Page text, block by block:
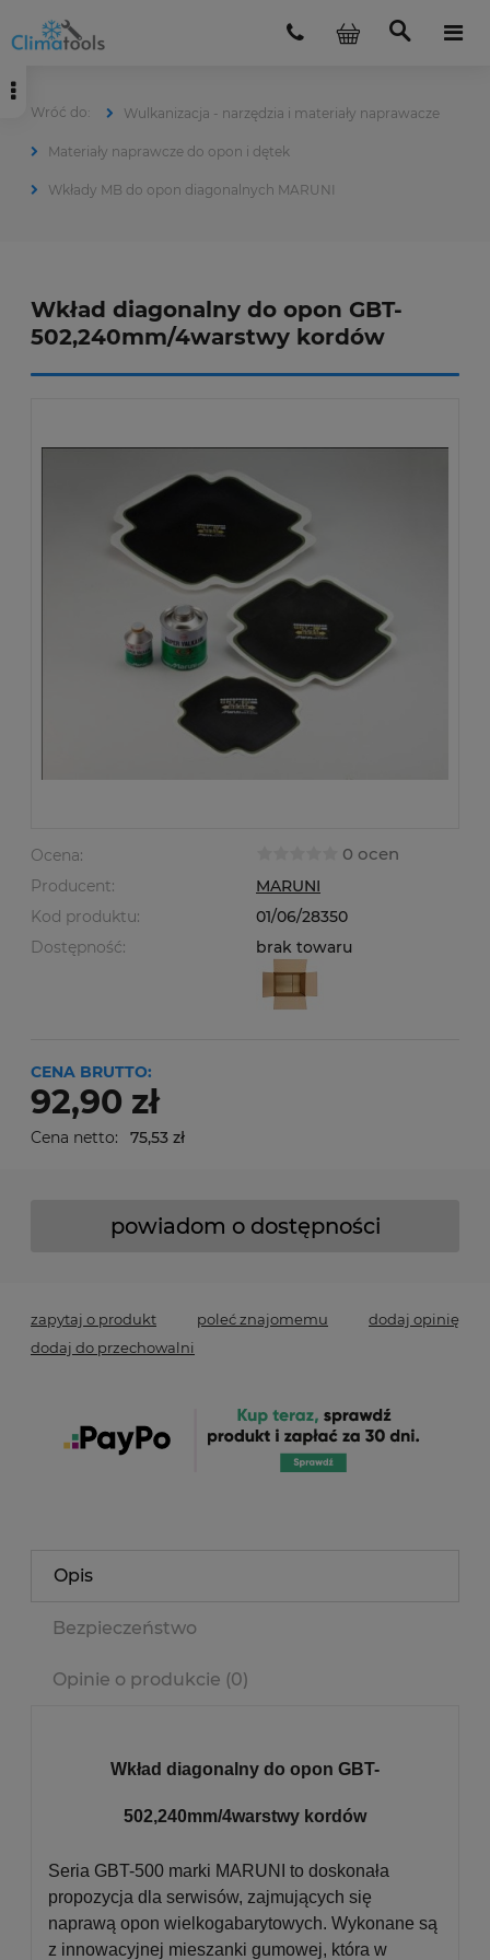
Wulkanizacja - narzędzia i materiały naprawacze
Materiały naprawcze do opon i dętek
Wkłady MB do opon diagonalnych MARUNI
Wkład diagonalny do opon GBT-
502,240mm/4warstwy kordów
Ocena: 0 ocen
Producent:
MARUNI
Kod produktu:
01/06/28350
Dostępność:
brak towaru
CENA BRUTTO:
92,90 zł
Cena netto: 75,53 zł
powiadom o dostępności
zapytaj o produkt poleć znajomemu
dodaj opinię
dodaj do przechowalni
Opis
Bezpieczeństwo
Opinie o produkcie (0)
Wkład diagonalny do opon GBT-
502,240mm/4warstwy kordów
Seria GBT-500 marki MARUNI to doskonała
propozycja dla serwisów, zajmujących się
naprawą opon wielkogabarytowych. Wykonane są
z innowacyjnej mieszanki gumowej, która w